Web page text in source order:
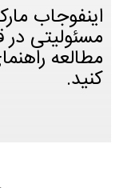
اینفوجاب
مسئولیتی در
مطالعه
کنید.